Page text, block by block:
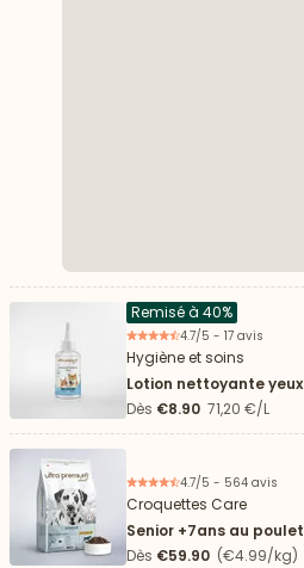
Remisé à 40%
4.7/5 - 17 avis
Hygiène et soins
Lotion nettoyante yeux
Dès €8.90 71,20 €/L
4.7/5 - 564 avis
Croquettes Care
Senior +7ans au poulet
Dès €59.90 (€4.99/kg)